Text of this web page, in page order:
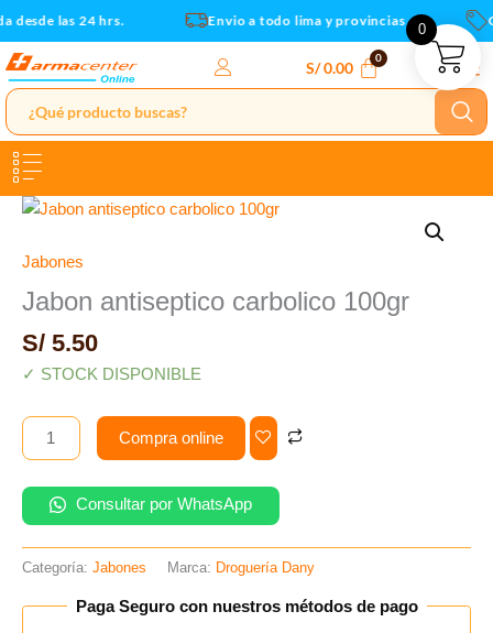
Ir
al
contenido
las 24 hrs. Envio a todo lima y provincias
S/0.00
Jabones
Jabon antiseptico carbolico 100gr
S/ 5.50
✓ STOCK DISPONIBLE
Jabon
carbolico
cantidad
Compra online
Consultar por WhatsApp
Categoría: Jabones Marca: Droguería Dany
Paga Seguro con nuestros métodos de pago
0